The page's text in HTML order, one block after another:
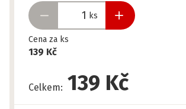
ks
Cena za ks
139 Kč
Celkem: 139 Kč